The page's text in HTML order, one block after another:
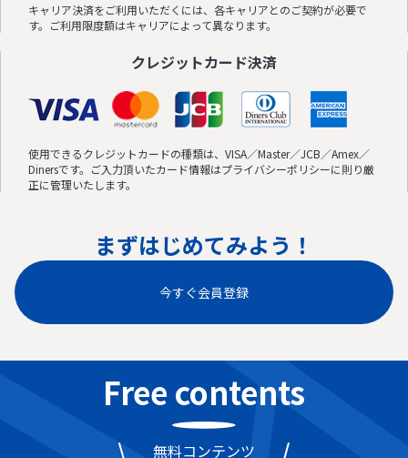
キャリア決済をご利用いただくには、各キャリアとのご契約が必要で
す。ご利用限度額はキャリアによって異なります。
クレジットカード決済
使用できるクレジットカードの種類は、VISA／Master／JCB／Amex／
Dinersです。ご入力頂いたカード情報はプライバシーポリシーに則り厳
正に管理いたします。
まずはじめてみよう！
今すぐ会員登録
Free contents
無料コンテンツ